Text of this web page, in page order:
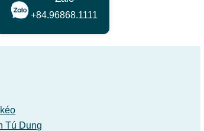
+84.96868.1111
Tú Dung